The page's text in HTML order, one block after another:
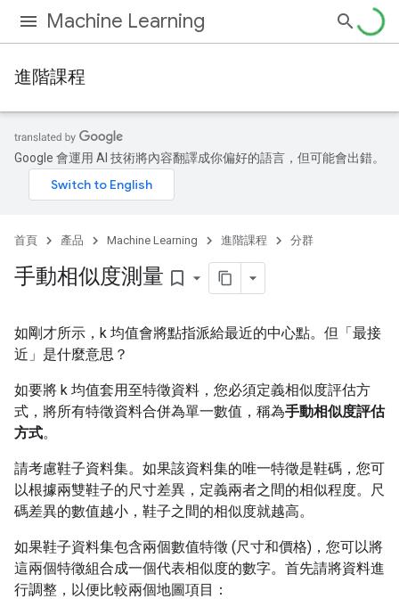
Machine Learning
進階課程
Google 會運用 AI 技術將內容翻譯成你偏好的語言，但可能會出錯。
首頁 產品 Machine Learning 進階課程 分群
手動相似度測量 bookmark_border
如剛才所示，k 均值會將點指派給最近的中心點。但「最接
近」是什麼意思？
如要將 k 均值套用至特徵資料，您必須定義相似度評估方
式，將所有特徵資料合併為單一數值，稱為手動相似度評估
方式。
請考慮鞋子資料集。如果該資料集的唯一特徵是鞋碼，您可
以根據兩雙鞋子的尺寸差異，定義兩者之間的相似程度。尺
碼差異的數值越小，鞋子之間的相似度就越高。
如果鞋子資料集包含兩個數值特徵 (尺寸和價格)，您可以將
這兩個特徵組合成一個代表相似度的數字。首先請將資料進
行調整，以便比較兩個地圖項目：